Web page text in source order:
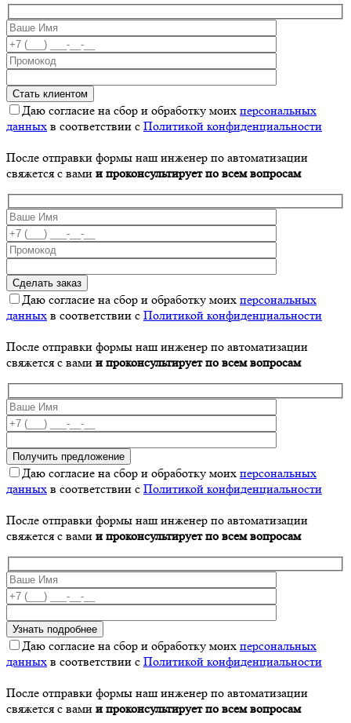
Даю согласие на сбор и обработку моих персональных
данных в соответствии с Политикой конфиденциальности
После отправки формы наш инженер по автоматизации
свяжется с вами и проконсультирует по всем вопросам
Даю согласие на сбор и обработку моих персональных
данных в соответствии с Политикой конфиденциальности
После отправки формы наш инженер по автоматизации
свяжется с вами и проконсультирует по всем вопросам
Даю согласие на сбор и обработку моих персональных
данных в соответствии с Политикой конфиденциальности
После отправки формы наш инженер по автоматизации
свяжется с вами и проконсультирует по всем вопросам
Даю согласие на сбор и обработку моих персональных
данных в соответствии с Политикой конфиденциальности
После отправки формы наш инженер по автоматизации
свяжется с вами и проконсультирует по всем вопросам